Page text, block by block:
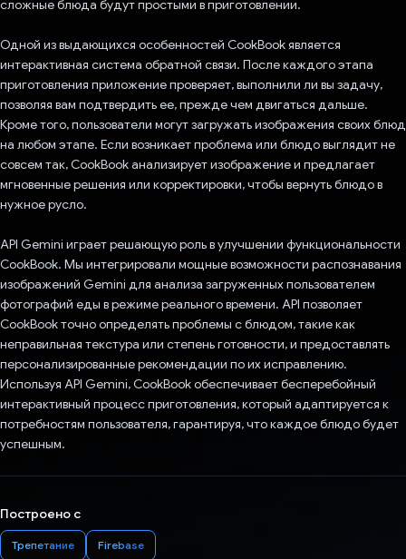
сложные блюда будут простыми в приготовлении.
Одной из выдающихся особенностей CookBook является
интерактивная система обратной связи. После каждого этапа
приготовления приложение проверяет, выполнили ли вы задачу,
позволяя вам подтвердить ее, прежде чем двигаться дальше.
Кроме того, пользователи могут загружать изображения своих блюд
на любом этапе. Если возникает проблема или блюдо выглядит не
совсем так, CookBook анализирует изображение и предлагает
мгновенные решения или корректировки, чтобы вернуть блюдо в
нужное русло.
API Gemini играет решающую роль в улучшении функциональности
CookBook. Мы интегрировали мощные возможности распознавания
изображений Gemini для анализа загруженных пользователем
фотографий еды в режиме реального времени. API позволяет
CookBook точно определять проблемы с блюдом, такие как
неправильная текстура или степень готовности, и предоставлять
персонализированные рекомендации по их исправлению.
Используя API Gemini, CookBook обеспечивает бесперебойный
интерактивный процесс приготовления, который адаптируется к
потребностям пользователя, гарантируя, что каждое блюдо будет
успешным.
Построено с
Трепетание Firebase